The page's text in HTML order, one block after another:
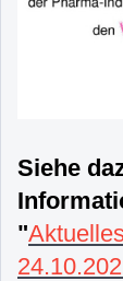
Siehe
"